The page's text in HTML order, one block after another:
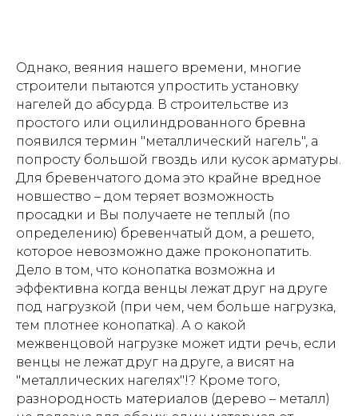
Однако, веяния нашего времени, многие
строители пытаются упростить установку
нагелей до абсурда. В строительстве из
простого или оцилиндрованного бревна
появился термин "металлический нагель", а
попросту большой гвоздь или кусок арматуры.
Для бревенчатого дома это крайне вредное
новшество – дом теряет возможность
просадки и Вы получаете не теплый (по
определению) бревенчатый дом, а решето,
которое невозможно даже проконопатить.
Дело в том, что конопатка возможна и
эффективна когда венцы лежат друг на друге
под нагрузкой (при чем, чем больше нагрузка,
тем плотнее конопатка). А о какой
межвенцовой нагрузке может идти речь, если
венцы не лежат друг на друге, а висят на
"металлических нагелях"!? Кроме того,
разнородность материалов (дерево – металл)